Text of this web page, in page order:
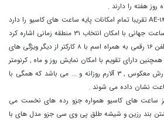
هفته را دارند .
از نظر امکانات , AE-1400WHD-1AVDF تقریبا تمام امکانات پایه ساعت های کاسیو را دارد
که از مهم ترین آنها می توان به ساعت جهانی با امکان انتخاب 31 منطقه زمانی اشاره کرد
امکان ذخیره سازی 30 شماره تلفن 16 رقمی به همراه اسم با 8 کارکتر از دیگر ویژگی های
دارای تقویم با امکان نمایش روز و ماه , کرنومتر
با دقت 1/100 ثانیه , تایمر با شمارش معکوس , 3 آلارم روزانه و ... می باشد که همگی با
نشان داده می شوند .
ساعت های کاسیو همواره جزو رده های نخست می
بند رزین و شیشه طلق پی وی سی جزو مدل های با